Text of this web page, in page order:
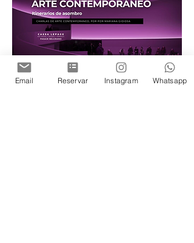
Charlas de arte, sobre Grandes artistas
visuales por Santiago Erausquin
Email Reservar Instagram Whatsapp